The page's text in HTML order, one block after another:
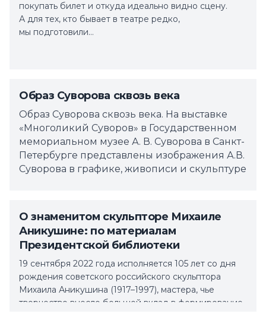
покупать билет и откуда идеально видно сцену.
А для тех, кто бывает в театре редко,
мы подготовили…
Образ Суворова сквозь века
Образ Суворова сквозь века. На выставке
«Многоликий Суворов» в Государственном
мемориальном музее А. В. Суворова в Санкт-
Петербурге представлены изображения А.В.
Суворова в графике, живописи и скульптуре
О знаменитом скульпторе Михаиле
Аникушине: по материалам
Президентской библиотеки
19 сентября 2022 года исполняется 105 лет со дня
рождения советского российского скульптора
Михаила Аникушина (1917–1997), мастера, чье
творчество внесло большой вклад в формирование